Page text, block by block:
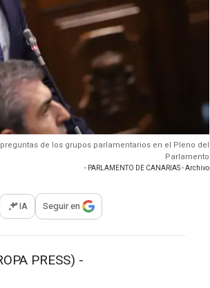
de los grupos parlamentarios en el Pleno del
Parlamento
- PARLAMENTO DE CANARIAS - Archivo
opciones para compartir
IA Seguir en
PRESS) -